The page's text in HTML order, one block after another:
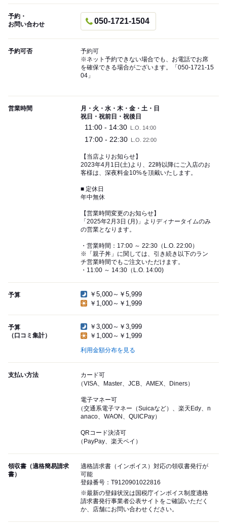
予約・
お問い合わせ
050-1721-1504
予約可否
予約可
※ネット予約できない場合でも、お電話でお席
を確保できる場合がございます。「050-1721-15
04」
営業時間
月・火・水・木・金・土・日
祝日・祝前日・祝後日
11:00 - 14:30 L.O. 14:00
17:00 - 22:30 L.O. 22:00
【当店よりお知らせ】
2023年4月1日(土)より、22時以降にご入店のお
客様は、深夜料金10%を頂戴いたします。
■ 定休日
年中無休
【営業時間変更のお知らせ】
「2025年2月3日 (月)」よりディナータイムのみ
の営業となります。
・営業時間：17:00 ～ 22:30（L.O. 22:00）
※「親子丼」に関しては、引き続き以下のラン
チ営業時間でもご注文いただけます。
・11:00 ～ 14:30（L.O. 14:00)
予算
￥5,000～￥5,999
￥1,000～￥1,999
予算
（口コミ集計）
￥3,000～￥3,999
￥1,000～￥1,999
利用金額分布を見る
支払い方法
カード可
（VISA、Master、JCB、AMEX、Diners）
電子マネー可
（交通系電子マネー（Suicaなど）、楽天Edy、n
anaco、WAON、QUICPay）
QRコード決済可
（PayPay、楽天ペイ）
領収書（適格簡易請求
書）
適格請求書（インボイス）対応の領収書発行が
可能
登録番号：T9120901022816
※最新の登録状況は国税庁インボイス制度適格
請求書発行事業者公表サイトをご確認いただく
か、店舗にお問い合わせください。